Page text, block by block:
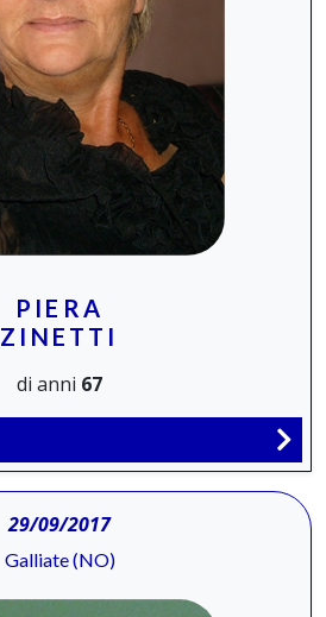
PIERA
ZINETTI
di anni 67
29/09/2017
Galliate (NO)